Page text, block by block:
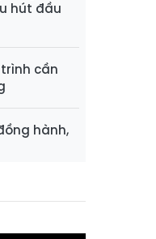
hút đầu
cần
hành,